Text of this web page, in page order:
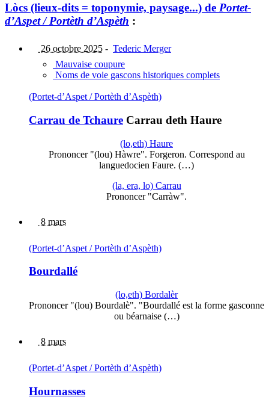
Lòcs (lieux-dits = toponymie, paysage...) de Portet-
d’Aspet / Portèth d’Aspèth :
26 octobre 2025 - Tederic Merger
Mauvaise coupure
Noms de voie gascons historiques complets
(Portet-d’Aspet / Portèth d’Aspèth)
Carrau de Tchaure Carrau deth Haure
(lo,eth) Haure
Prononcer "(lou) Hàwre". Forgeron. Correspond au
languedocien Faure. (…)
(la, era, lo) Carrau
Prononcer "Carràw".
8 mars
(Portet-d’Aspet / Portèth d’Aspèth)
Bourdallé
(lo,eth) Bordalèr
Prononcer "(lou) Bourdalè". "Bourdallé est la forme gasconne
ou béarnaise (…)
8 mars
(Portet-d’Aspet / Portèth d’Aspèth)
Hournasses